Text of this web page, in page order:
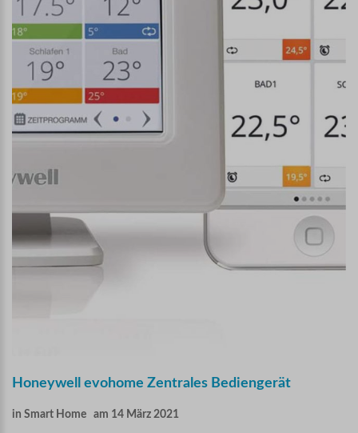
Honeywell evohome Zentrales Bediengerät
in Smart Home am 14 März 2021